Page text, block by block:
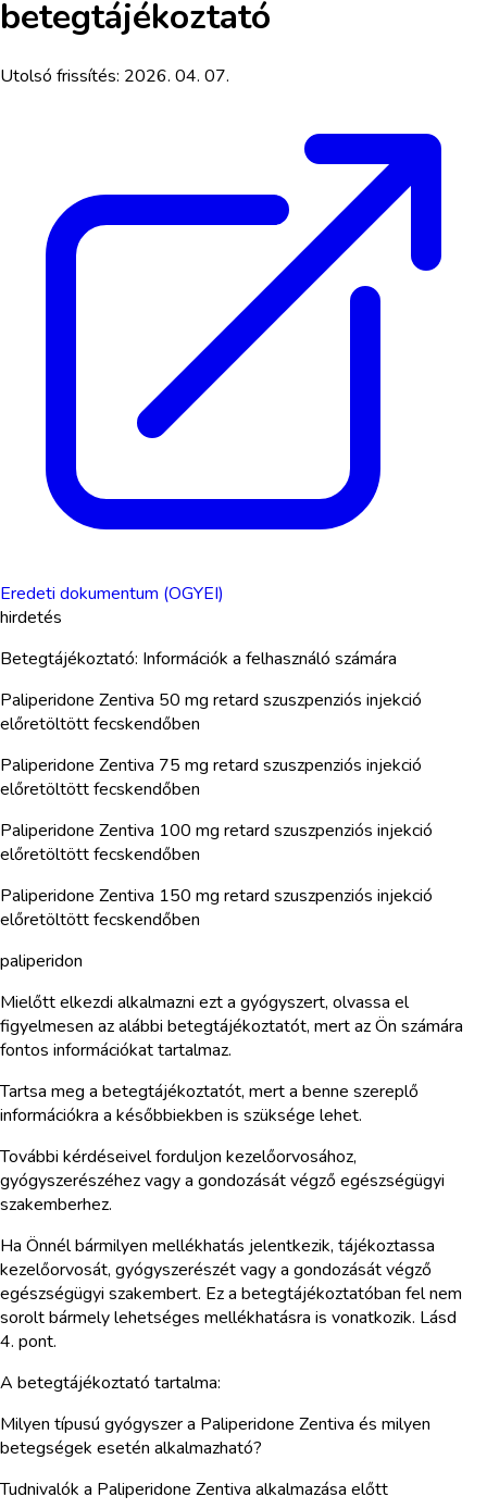
betegtájékoztató
Utolsó frissítés: 2026. 04. 07.
Eredeti dokumentum (OGYEI)
hirdetés
Betegtájékoztató: Információk a felhasználó számára
Paliperidone Zentiva 50 mg retard szuszpenziós injekció
előretöltött fecskendőben
Paliperidone Zentiva 75 mg retard szuszpenziós injekció
előretöltött fecskendőben
Paliperidone Zentiva 100 mg retard szuszpenziós injekció
előretöltött fecskendőben
Paliperidone Zentiva 150 mg retard szuszpenziós injekció
előretöltött fecskendőben
paliperidon
Mielőtt elkezdi alkalmazni ezt a gyógyszert, olvassa el
figyelmesen az alábbi betegtájékoztatót, mert az Ön számára
fontos információkat tartalmaz.
Tartsa meg a betegtájékoztatót, mert a benne szereplő
információkra a későbbiekben is szüksége lehet.
További kérdéseivel forduljon kezelőorvosához,
gyógyszerészéhez vagy a gondozását végző egészségügyi
szakemberhez.
Ha Önnél bármilyen mellékhatás jelentkezik, tájékoztassa
kezelőorvosát, gyógyszerészét vagy a gondozását végző
egészségügyi szakembert. Ez a betegtájékoztatóban fel nem
sorolt bármely lehetséges mellékhatásra is vonatkozik. Lásd
4. pont.
A betegtájékoztató tartalma:
Milyen típusú gyógyszer a Paliperidone Zentiva és milyen
betegségek esetén alkalmazható?
Tudnivalók a Paliperidone Zentiva alkalmazása előtt